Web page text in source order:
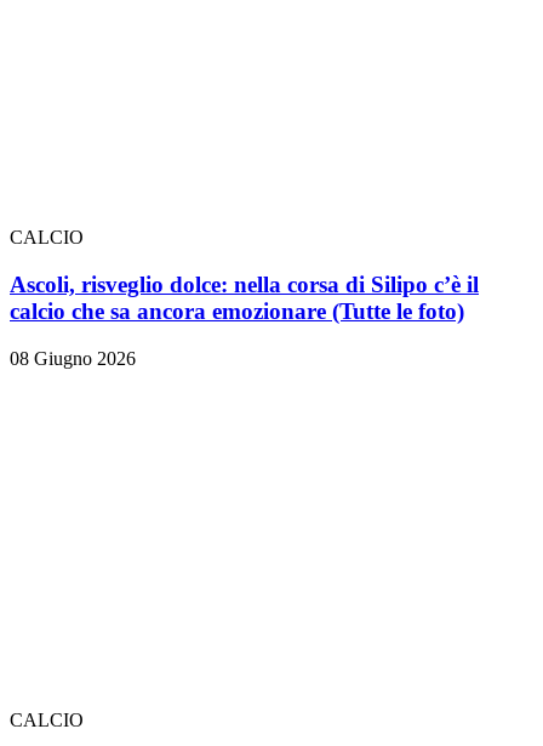
CALCIO
Ascoli, risveglio dolce: nella corsa di Silipo c’è il
calcio che sa ancora emozionare (Tutte le foto)
08 Giugno 2026
CALCIO